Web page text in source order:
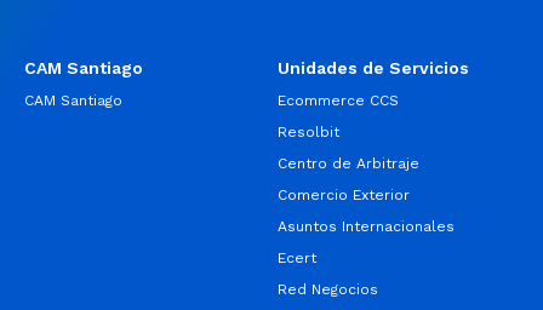
CAM Santiago
CAM Santiago
Unidades de Servicios
Ecommerce CCS
Resolbit
Centro de Arbitraje
Comercio Exterior
Asuntos Internacionales
Ecert
Red Negocios